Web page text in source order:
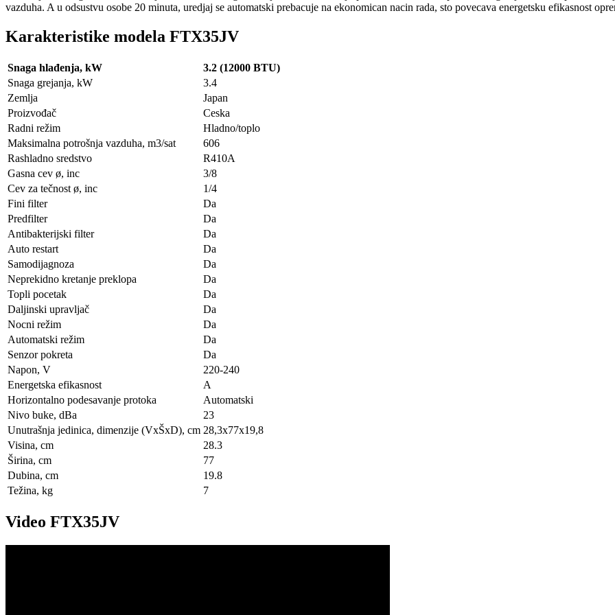
vazduha. A u odsustvu osobe 20 minuta, uredjaj se automatski prebacuje na ekonomican nacin rada, sto povecava energetsku efikasnost
Karakteristike modela FTX35JV
Snaga hlađenja, kW
3.2 (12000 BTU)
Snaga grejanja, kW
3.4
Zemlja
Japan
Proizvođač
Ceska
Radni režim
Hladno/toplo
Maksimalna potrošnja vazduha, m3/sat
606
Rashladno sredstvo
R410A
Gasna cev ø, inc
3/8
Cev za tečnost ø, inc
1/4
Fini filter
Da
Predfilter
Da
Antibakterijski filter
Da
Auto restart
Da
Samodijagnoza
Da
Neprekidno kretanje preklopa
Da
Topli pocetak
Da
Daljinski upravljač
Da
Nocni režim
Da
Automatski režim
Da
Senzor pokreta
Da
Napon, V
220-240
Energetska efikasnost
A
Horizontalno podesavanje protoka
Automatski
Nivo buke, dBa
23
Unutrašnja jedinica, dimenzije (VxŠxD), сm 28,3х77х19,8
Visina, сm
28.3
Širina, сm
77
Dubina, сm
19.8
Težina, kg
7
Video FTX35JV